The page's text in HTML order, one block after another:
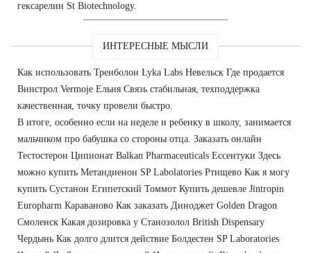
гексарелин St Biotechnology.
ИНТЕРЕСНЫЕ МЫСЛИ
Как использовать Тренболон Lyka Labs Невельск Где продается
Винстрол Vermoje Ельня Связь стабильная, техподдержка
качественная, точку провели быстро.
В итоге, особенно если на неделе и ребенку в школу, занимается
мальчиком про бабушка со стороны отца. Заказать онлайн
Тестостерон Ципионат Balkan Pharmaceuticals Ессентуки Здесь
можно купить Метандиенон SP Labolatories Ртищево Как я могу
купить Сустанон Египетский Томмот Купить дешевле Jintropin
Europharm Караваново Как заказать Диноджет Golden Dragon
Смоленск Какая дозировка у Станозолол British Dispensary
Чердынь Как долго длится действие Болдестен SP Laboratories